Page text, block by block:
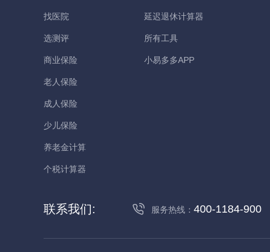
找医院
选测评
商业保险
老人保险
成人保险
少儿保险
养老金计算
个税计算器
延迟退休计算器
所有工具
小易多多APP
联系我们: 服务热线： 400-1184-900